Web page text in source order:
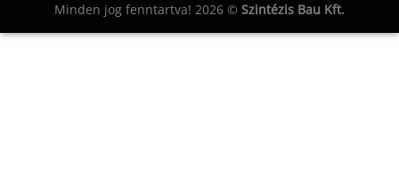
Minden jog fenntartva! 2026 © Szintézis Bau Kft.